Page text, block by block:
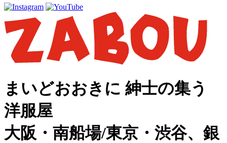
まいどおおきに 紳士の集う
洋服屋
大阪・南船場/東京・渋谷、銀